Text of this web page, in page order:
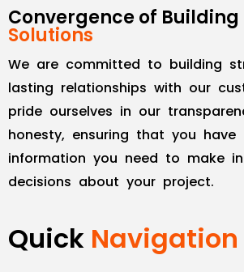
Convergence of Building
Solutions
We are committed to building
lasting relationships with our
pride ourselves in our
honesty, ensuring that you have
information you need to make
decisions about your project.
Quick Navigation